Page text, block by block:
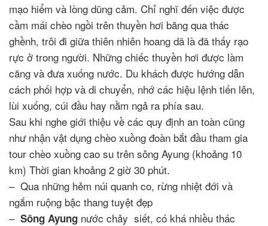
mạo hiểm và lòng dũng cảm. Chỉ nghĩ đến việc được
cầm mái chèo ngồi trên thuyền hơi băng qua thác
ghềnh, trôi đi giữa thiên nhiên hoang dã là đã thấy rạo
rực ở trong người. Những chiếc thuyền hơi được làm
căng và đưa xuống nước. Du khách được hướng dẫn
cách phối hợp và di chuyển, nhớ các hiệu lệnh tiến lên,
lùi xuống, cúi đầu hay nằm ngả ra phía sau.
Sau khi nghe giới thiệu về các quy định an toàn cũng
như nhận vật dụng chèo xuồng đoàn bắt đầu tham gia
tour chèo xuồng cao su trên sông Ayung (khoảng 10
km) Thời gian khoảng 2 giờ 30 phút.
– Qua những hẻm núi quanh co, rừng nhiệt đới và
ngắm ruộng bậc thang tuyệt đẹp
– Sông Ayung nước chảy siết, có khá nhiều thác